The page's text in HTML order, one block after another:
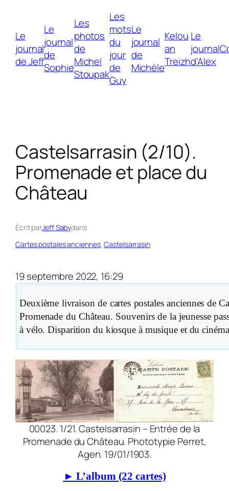
Le
journal
de Jeff
Le
journal
de
Sophie
Les
photos
de
Michel
Stoupak
Les
mots
du
jour
de
Guy
Le
journal
de
Michèle
Kelou
an
Treizh
Le
journal
d’Alex
Castelsarrasin (2/10).
Promenade et place du
Château
Écrit parJeff Sabydans
Cartes postales anciennes, Castelsarrasin
19 septembre 2022, 16:29
Deuxième livraison de cartes postales anciennes de
Promenade du Château. Souvenirs de la jeunesse
à vélo. Disparition du kiosque à musique et du
00023. 1/21. Castelsarrasin – Entrée de la
Promenade du Château. Phototypie Perret,
Agen. 19/01/1903.
► L’album (22 cartes)